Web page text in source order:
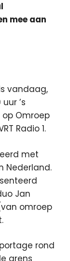
mee aan
vandaag,
’s
Omroep
Radio 1.
met
Nederland.
Jan
omroep
rond